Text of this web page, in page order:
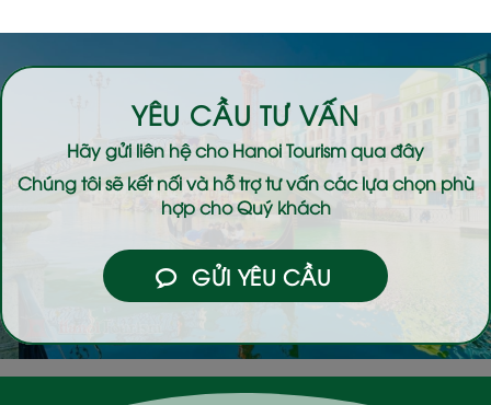
YÊU CẦU TƯ VẤN
Hãy gửi liên hệ choHanoi Tourismqua đây
Chúng tôi sẽ kết nối và hỗ trợ tư vấn các lựa chọn phù
hợp cho Quý khách
GỬI YÊU CẦU